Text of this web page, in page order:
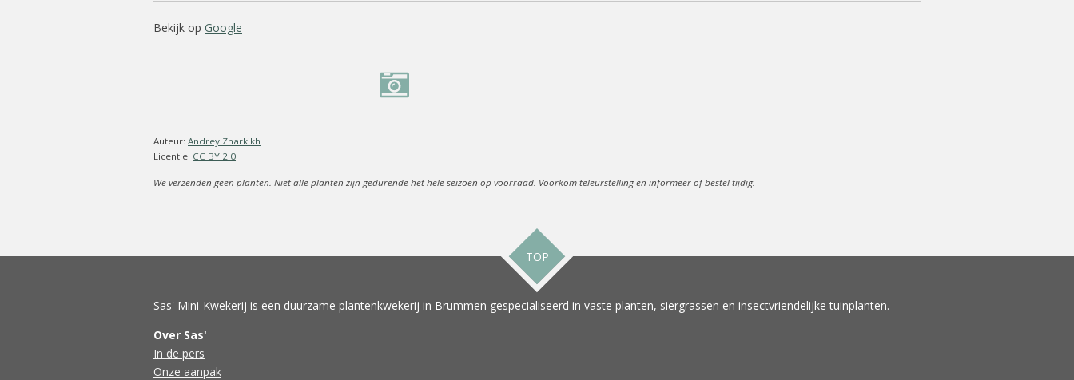
Bekijk op Google
Auteur: Andrey Zharkikh
Licentie: CC BY 2.0
We verzenden geen planten. Niet alle planten zijn gedurende het hele seizoen op voorraad. Voorkom teleurstelling en informeer of bestel tijdig.
TOP
Sas' Mini-Kwekerij is een duurzame plantenkwekerij in Brummen gespecialiseerd in vaste planten, siergrassen en insectvriendelijke tuinplanten.
Over Sas'
In de pers
Onze aanpak